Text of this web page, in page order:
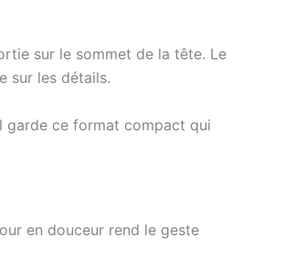
sur le sommet de la tête. Le
sur les détails.
garde ce format compact qui
en douceur rend le geste